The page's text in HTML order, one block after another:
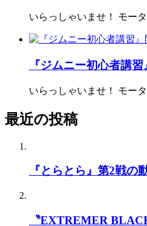
いらっしゃいませ！ モー
『ジムニー初心者講
いらっしゃいませ！ モー
最近の投稿
『とらとら』第2戦の
〝EXTREMER